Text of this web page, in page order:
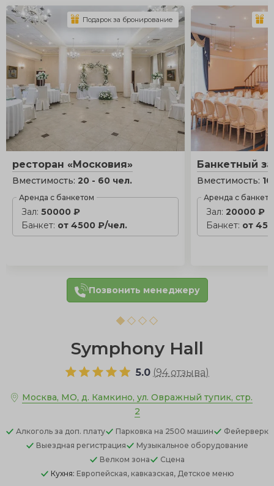
ресторан «Московия»
Вместимость: 20 - 60 чел.
Аренда с банкетом
Зал: 50000 ₽
Банкет: от 4500 ₽/чел.
Подарок за бронирование
Банкетный
Вместимость:
Аренда с
Зал:20000 ₽
Банкет: от
Позвонить менеджеру
Symphony Hall
5.0 (94 отзыва)
Москва, МО, д. Камкино, ул. Овражный тупик, стр.
2
Алкоголь за доп. плату Парковка на 2500 машин
Фейерверк
Выездная регистрация
Музыкальное оборудование
Велком зона
Сцена
Кухня: Европейская, кавказская, Детское меню